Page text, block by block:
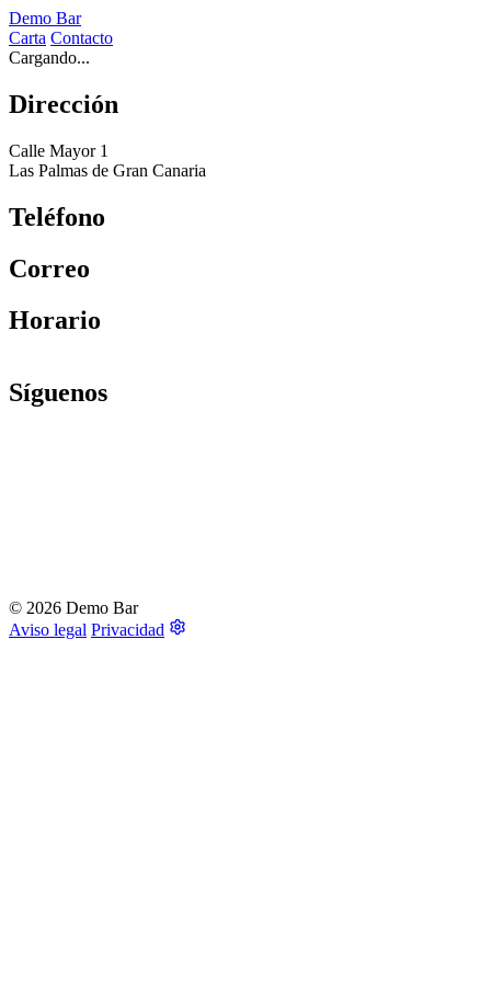
Demo Bar
Carta Contacto
Cargando...
Dirección
Calle Mayor 1
Las Palmas de Gran Canaria
Teléfono
Correo
Horario
Síguenos
© 2026 Demo Bar
Aviso legal Privacidad